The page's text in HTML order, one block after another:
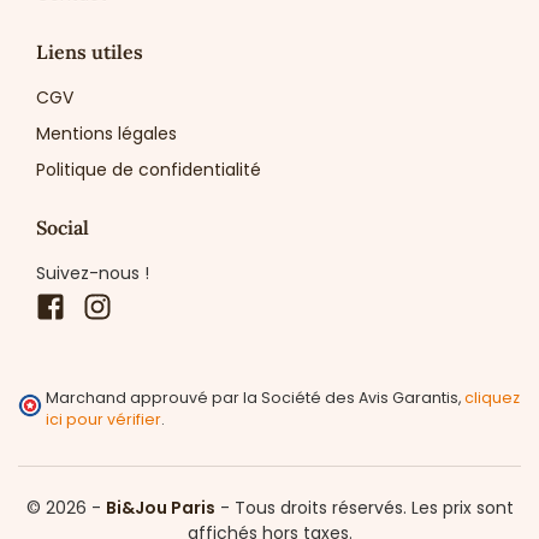
Liens utiles
CGV
Mentions légales
Politique de confidentialité
Social
Suivez-nous !
Facebook
Marchand approuvé par la Société des Avis Garantis,cliquez
ici pour vérifier.
© 2026 - Bi&Jou Paris - Tous droits réservés. Les prix sont
affichés hors taxes.